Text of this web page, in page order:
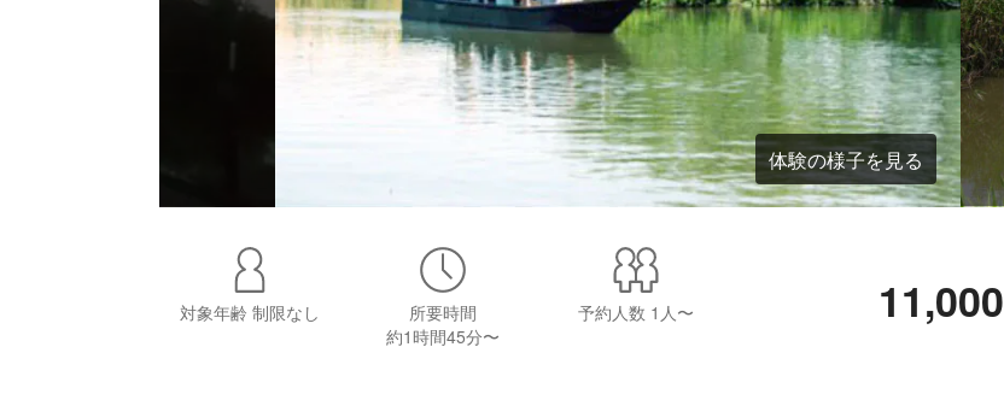
体験の様子を見る
対象年齢 制限なし
所要時間
約1時間45分〜
予約人数 1人〜 11,000